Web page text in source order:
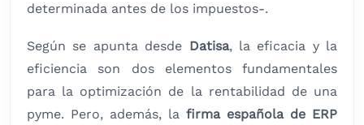
determinada antes de los impuestos-.
Según se apunta desde Datisa, la eficacia y la
eficiencia son dos elementos fundamentales
para la optimización de la rentabilidad de una
pyme. Pero, además, la firma española de ERP